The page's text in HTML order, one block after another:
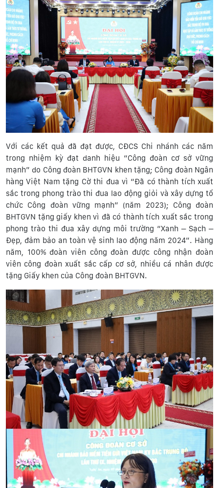
Với các kết quả đã đạt được, CĐCS Chi nhánh các năm
trong nhiệm kỳ đạt danh hiệu “Công đoàn cơ sở vững
mạnh” do Công đoàn BHTGVN khen tặng; Công đoàn Ngân
hàng Việt Nam tặng Cờ thi đua vì “Đã có thành tích xuất
sắc trong phong trào thi đua lao động giỏi và xây dựng tổ
chức Công đoàn vững mạnh” (năm 2023); Công đoàn
BHTGVN tặng giấy khen vì đã có thành tích xuất sắc trong
phong trào thi đua xây dựng môi trường “Xanh – Sạch –
Đẹp, đảm bảo an toàn vệ sinh lao động năm 2024”. Hàng
năm, 100% đoàn viên công đoàn được công nhận đoàn
viên công đoàn xuất sắc cấp cơ sở, nhiều cá nhân được
tặng Giấy khen của Công đoàn BHTGVN.